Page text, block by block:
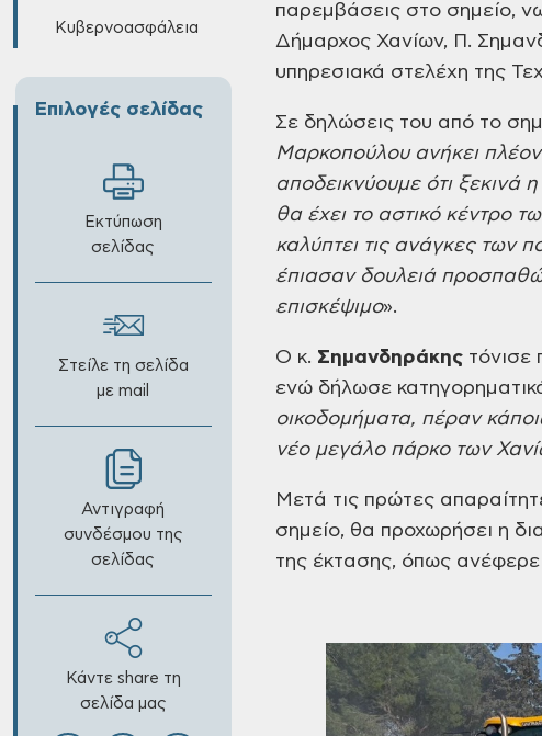
Κυβερνοασφάλεια
Επιλογές σελίδας
Εκτύπωση
σελίδας
Στείλε τη σελίδα
με mail
Αντιγραφή
συνδέσμου της
σελίδας
Κάντε share τη
σελίδα μας
παρεμβάσεις στο σημείο,
Δήμαρχος Χανίων, Π.
υπηρεσιακά στελέχη της
Σε δηλώσεις του από το
Μαρκοπούλουανήκει
αποδεικνύουμε ότι ξεκινά
θα έχει το αστικό κέντρο
καλύπτει τις ανάγκες των
έπιασαν δουλειά
επισκέψιμο».
Ο κ. Σημανδηράκης τόνισε
ενώ δήλωσε
οικοδομήματα, πέραν
νέομεγάλο πάρκο των
Μετά τις πρώτες
σημείο, θα προχωρήσει η
της έκτασης, όπως ανέφερε